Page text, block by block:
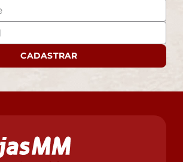
e outras instalações serão
do cliente. Não nos
no ato da entrega, por subir
ou pelo transporte por guincho em
despesas são de
CADASTRAR